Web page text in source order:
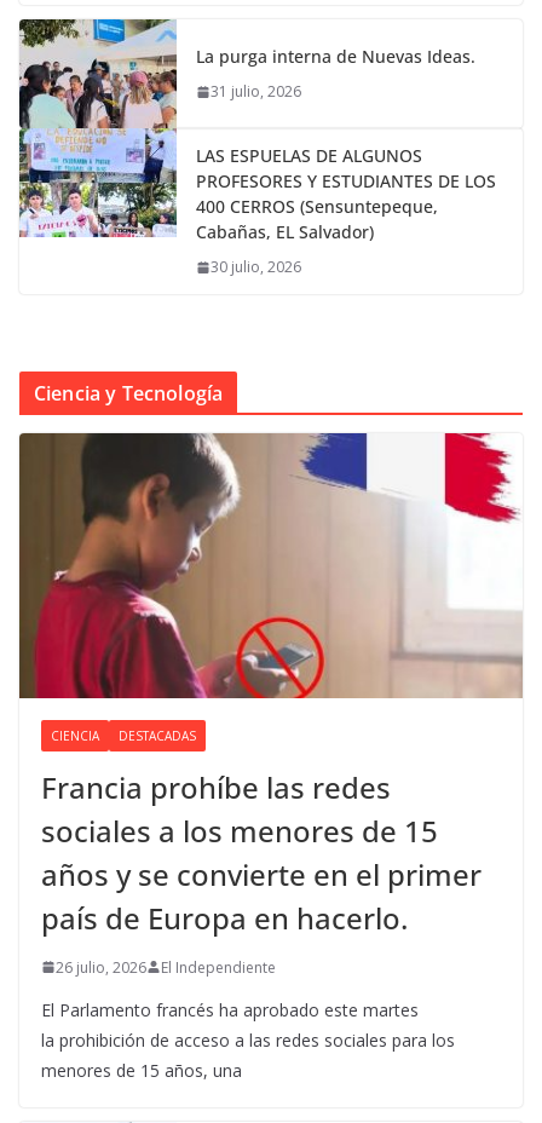
La purga interna de Nuevas Ideas.
31 julio, 2026
LAS ESPUELAS DE ALGUNOS
PROFESORES Y ESTUDIANTES DE LOS
400 CERROS (Sensuntepeque,
Cabañas, EL Salvador)
30 julio, 2026
Ciencia y Tecnología
CIENCIA DESTACADAS
Francia prohíbe las redes
sociales a los menores de 15
años y se convierte en el primer
país de Europa en hacerlo.
26 julio, 2026 El Independiente
El Parlamento francés ha aprobado este martes
la prohibición de acceso a las redes sociales para los
menores de 15 años, una